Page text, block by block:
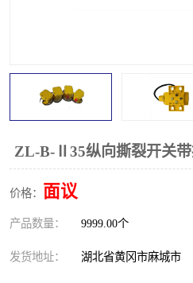
ZL-B-Ⅱ35纵向撕裂开关
价格： 面议
产品数量： 9999.00个
发货地址： 湖北省黄冈市麻城市
溜槽堵塞检测开关
限位开关
速度传感器
微电脑超速开关